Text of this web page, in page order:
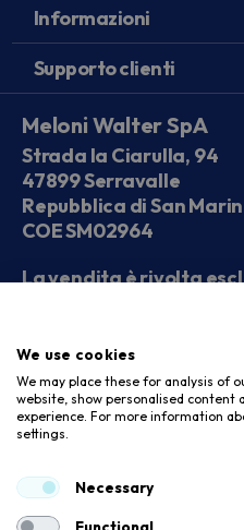
Informazioni
Supporto clienti
Meloni Walter SpA
Strada la Ciarulla, 94
47899 Serravalle
Repubblica di San
COE SM02964
La vendita è rivolta
Accettiamo
Seguici sui social
We use cookies
We may place these for analysis of
website, show personalised content
experience. For more information
settings.
Necessary